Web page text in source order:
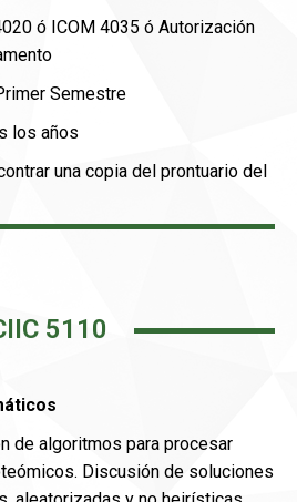
ó ICOM 4035 ó Autorización
Semestre
los años
una copia del prontuario del
5110
de algoritmos para procesar
Discusión de soluciones